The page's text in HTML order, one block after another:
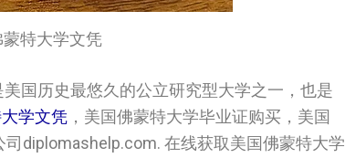
特大学文凭
国历史最悠久的公立研究型大学之一，也是
学文凭 ，美国佛蒙特大学毕业证购买，美国
diplomashelp.com. 在线获取美国佛蒙特大学